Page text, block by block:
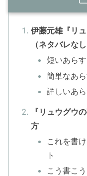
伊藤元雄『リ
（ネタバレなし
短いあらす
簡単なあ
詳しいあ
『リュウグウ
方
これを書
ト
こう書こ